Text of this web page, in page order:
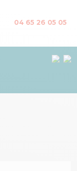
04 65 26 05 05